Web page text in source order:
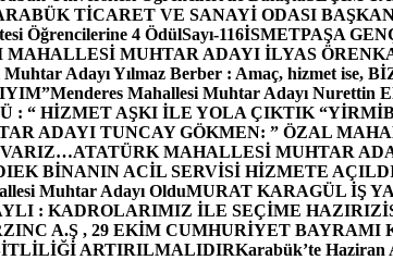
TİCARET VE SANAYİ ODASI
Öğrencilerine 4 ÖdülSayı-116İSMETPAŞA
MUHTAR ADAYI İLYAS ÖREN
Adayı Yılmaz Berber : Amaç, hizmet ise,
Menderes Mahallesi Muhtar Adayı
: “ HİZMET AŞKI İLE YOLA ÇIKTIK “
ADAYI TUNCAY GÖKMEN: ” ÖZAL
VARIZ…ATATÜRK MAHALLESİ MUHTAR
EK BİNANIN ACİL SERVİSİ HİZMETE
Muhtar Adayı OlduMURAT KARAGÜL İŞ
: KADROLARIMIZ İLE SEÇİME HAZIRIZ
A.Ş , 29 EKİM CUMHURİYET BAYRAMI
ARTIRILMALIDIRKarabük’te Haziran